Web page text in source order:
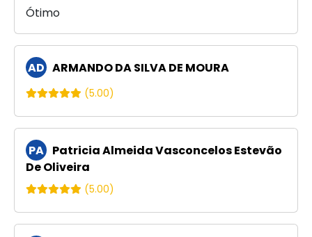
Ótimo
AD ARMANDO DA SILVA DE MOURA
(5.00)
PA Patricia Almeida Vasconcelos Estevão
De Oliveira
(5.00)